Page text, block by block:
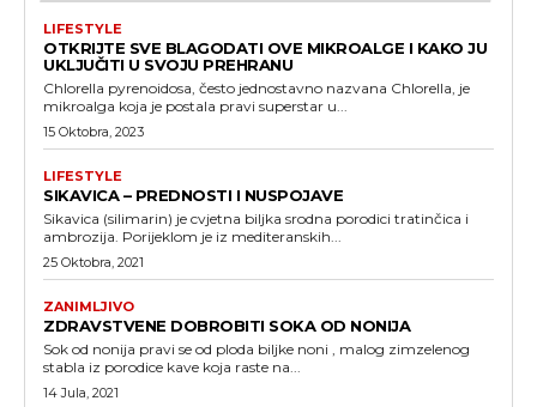
LIFESTYLE
OTKRIJTE SVE BLAGODATI OVE MIKROALGE I KAKO JU
UKLJUČITI U SVOJU PREHRANU
Chlorella pyrenoidosa, često jednostavno nazvana Chlorella, je
mikroalga koja je postala pravi superstar u...
15 Oktobra, 2023
LIFESTYLE
SIKAVICA – PREDNOSTI I NUSPOJAVE
Sikavica (silimarin) je cvjetna biljka srodna porodici tratinčica i
ambrozija. Porijeklom je iz mediteranskih...
25 Oktobra, 2021
ZANIMLJIVO
ZDRAVSTVENE DOBROBITI SOKA OD NONIJA
Sok od nonija pravi se od ploda biljke noni , malog zimzelenog
stabla iz porodice kave koja raste na...
14 Jula, 2021